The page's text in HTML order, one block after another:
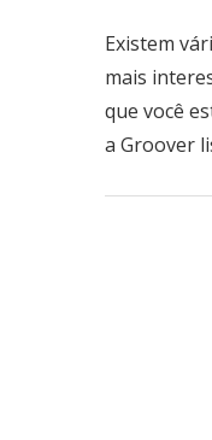
Existem
mais
que você
a Groover